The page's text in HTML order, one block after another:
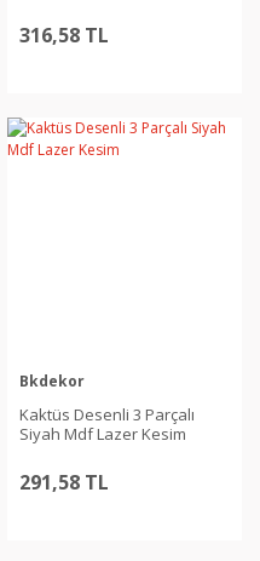
316,58 TL
Bkdekor
Kaktüs Desenli 3 Parçalı
Siyah Mdf Lazer Kesim
291,58 TL